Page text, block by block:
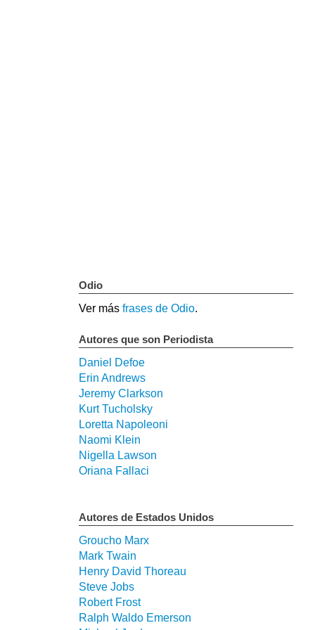
Odio
Ver más frases de Odio.
Autores que son Periodista
Daniel Defoe
Erin Andrews
Jeremy Clarkson
Kurt Tucholsky
Loretta Napoleoni
Naomi Klein
Nigella Lawson
Oriana Fallaci
Autores de Estados Unidos
Groucho Marx
Mark Twain
Henry David Thoreau
Steve Jobs
Robert Frost
Ralph Waldo Emerson